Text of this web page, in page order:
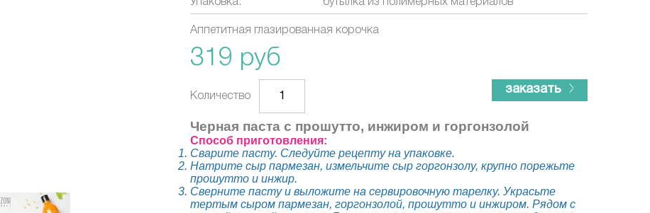
Упаковка:
бутылка из полимерных материалов
Аппетитная глазированная корочка
319 руб
Количество
заказать
Черная паста с прошутто, инжиром и горгонзолой
Способ приготовления:
Сварите пасту. Следуйте рецепту на упаковке.
Натрите сыр пармезан, измельчите сыр горгонзолу, крупно порежьте
прошутто и инжир.
Сверните пасту и выложите на сервировочную тарелку. Украсьте
тертым сыром пармезан, горгонзолой, прошутто и инжиром. Рядом с